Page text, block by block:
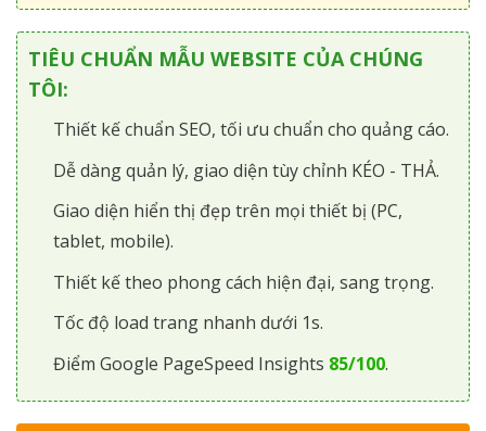
TIÊU CHUẨN MẪU WEBSITE CỦA CHÚNG
TÔI:
Thiết kế chuẩn SEO, tối ưu chuẩn cho quảng cáo.
Dễ dàng quản lý, giao diện tùy chỉnh KÉO - THẢ.
Giao diện hiển thị đẹp trên mọi thiết bị (PC,
tablet, mobile).
Thiết kế theo phong cách hiện đại, sang trọng.
Tốc độ load trang nhanh dưới 1s.
Điểm Google PageSpeed Insights 85/100.